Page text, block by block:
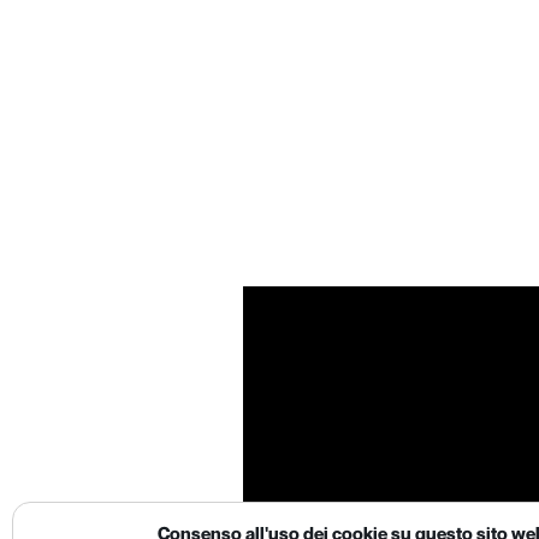
Consenso all'uso dei cookie su questo sito